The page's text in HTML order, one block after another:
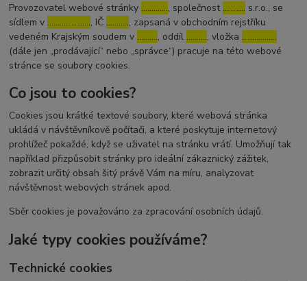
Provozovatel webové stránky …………., společnost ……….. s.r.o., se
sídlem v …………………, IČ ……….., zapsaná v obchodním rejstříku
vedeném Krajským soudem v ………., oddíl ………., vložka ……………..
(dále jen „prodávající“ nebo „správce“) pracuje na této webové
stránce se soubory cookies.
Co jsou to cookies?
Cookies jsou krátké textové soubory, které webová stránka
ukládá v návštěvníkově počítači, a které poskytuje internetový
prohlížeč pokaždé, když se uživatel na stránku vrátí. Umožňují tak
například přizpůsobit stránky pro ideální zákaznický zážitek,
zobrazit určitý obsah šitý právě Vám na míru, analyzovat
návštěvnost webových stránek apod.
Sběr cookies je považováno za zpracování osobních údajů.
Jaké typy cookies používáme?
Technické cookies